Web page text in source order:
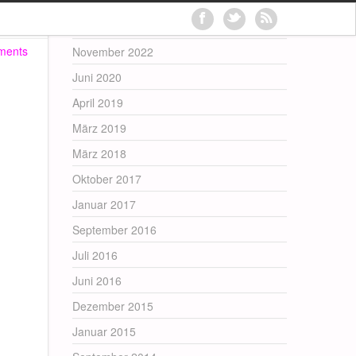
November 2022
Juni 2020
April 2019
März 2019
März 2018
Oktober 2017
Januar 2017
September 2016
Juli 2016
Juni 2016
Dezember 2015
Januar 2015